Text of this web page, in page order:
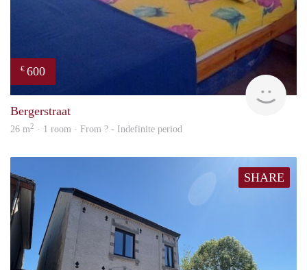
€ 600
Bergerstraat
26 m2 · 1 room · From ? - Indefinite period
SHARE